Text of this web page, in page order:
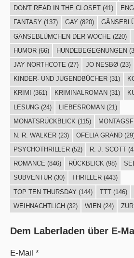
DON'T READ IN THE CLOSET(41)
FANTASY (137) GAY (820)
GÄNSEBLÜMCHEN DER WOCHE (220)
HUMOR(66) HUNDEBEGEGNUNGEN
JAY NORTHCOTE (27) JO NESBØ(23)
KINDER- UND JUGENDBÜCHER(31)
KRIMI
(361) KRIMINALROMAN (31)
LESUNG(24) LIEBESROMAN(21)
MONATSRÜCKBLICK (115)
N. R. WALKER(23) OFELIA GRÄND
PSYCHOTHRILLER(52) R. J. SCOTT
ROMANCE (846) RÜCKBLICK(98)
SUBVENTUR(30) THRILLER(443)
TOP TEN THURSDAY (144) TTT(146)
WEIHNACHTLICH (32) WIEN (24)
Dem Laberladen über E-
E-Mail *